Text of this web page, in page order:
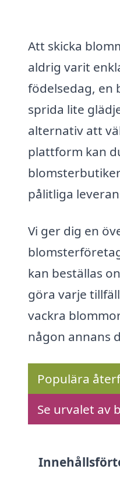
Att skicka
aldrig varit
födelsedag, en
sprida lite
alternativ att
plattform kan
pålitliga
Vi ger dig en
kan beställas
göra varje
vackra
någon annans
Populära
Se urvalet av